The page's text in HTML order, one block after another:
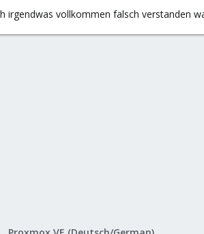
irgendwas vollkommen falsch verstanden